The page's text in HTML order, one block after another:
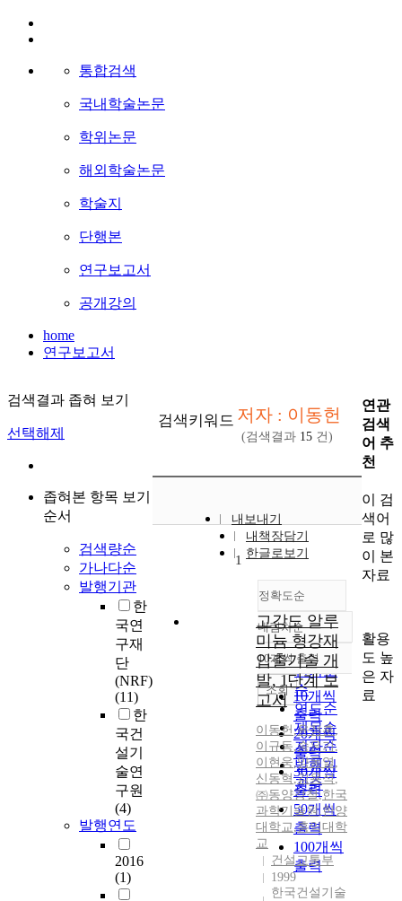
통합검색
국내학술논문
학위논문
해외학술논문
학술지
단행본
연구보고서
공개강의
home
연구보고서
검색결과 좁혀 보기
선택해제
좁혀본 항목 보기
순서
검색량순
가나다순
발행기관
한
국연
구재
단
(NRF)
(11)
한
국건
설기
술연
구원
(4)
발행연도
2016
(1)
검색키워드 저자 : 이동헌
(검색결과 15 건)
내보내기
내책장담기
한글로보기
정확도순
정확도
순
인기도
순
연도순
제목순
저자순
발행기
관순
내림차순
내림차순
10개씩 출력
10개씩
출력
20개씩
출력
30개씩
출력
50개씩
출력
100개씩
출력
조회
1
고강도 알루
미늄 형강재
압출기술 개
발, 1단계 보
고서
이동헌 ,윤정훈,
이규동,송은기,
이현웅,양동열,
신동혁,김용석,
㈜동양강철,한국
과학기술원,한양
대학교,홍익대학
교
건설교통부
1999
한국건설기술
연관
검색
어 추
천
이 검
색어
로 많
이 본
자료
활용
도 높
은 자
료